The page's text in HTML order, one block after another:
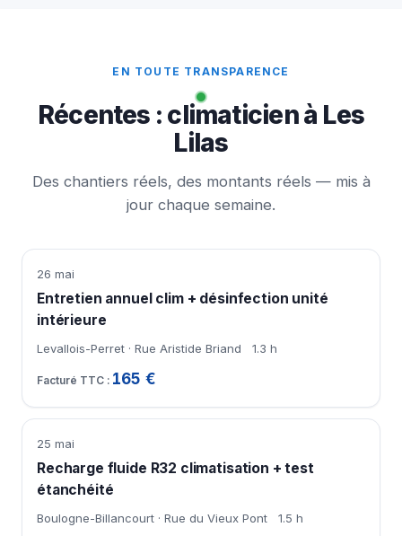
EN TOUTE TRANSPARENCE
Récentes : climaticien à Les
Lilas
Des chantiers réels, des montants réels — mis à
jour chaque semaine.
26 mai
Entretien annuel clim + désinfection unité
intérieure
Levallois-Perret · Rue Aristide Briand 1.3 h
165 €
25 mai
Recharge fluide R32 climatisation + test
étanchéité
Boulogne-Billancourt · Rue du Vieux Pont 1.5 h